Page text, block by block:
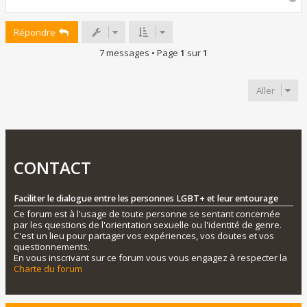
Répondre
7 messages • Page 1 sur1
Aller
CONTACT
Faciliter le dialogue entre les personnes LGBT+ et leur entourage
Ce forum est à l'usage de toute personne se sentant concernée
par les questions de l'orientation sexuelle ou l'identité de genre.
C'est un lieu pour partager vos expériences, vos doutes et vos
questionnements.
En vous inscrivant sur ce forum vous vous engagez à respecter la
Charte du forum